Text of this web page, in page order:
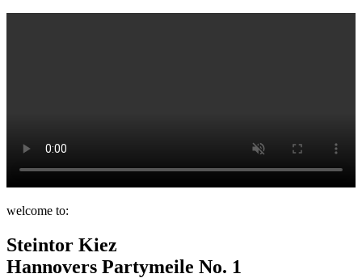
welcome to:
Steintor Kiez
Hannovers Partymeile No. 1